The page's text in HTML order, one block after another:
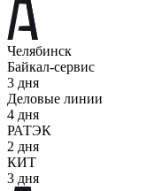
Челябинск
Байкал-сервис
3 дня
Деловые линии
4 дня
РАТЭК
2 дня
КИТ
3 дня